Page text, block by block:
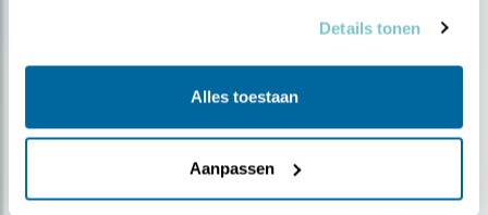
Details tonen
Alles toestaan
Aanpassen
Ontvang 5 x Vogels voor € 36,00 per jaar
Vogels is het tijdschrift voor onze leden, met